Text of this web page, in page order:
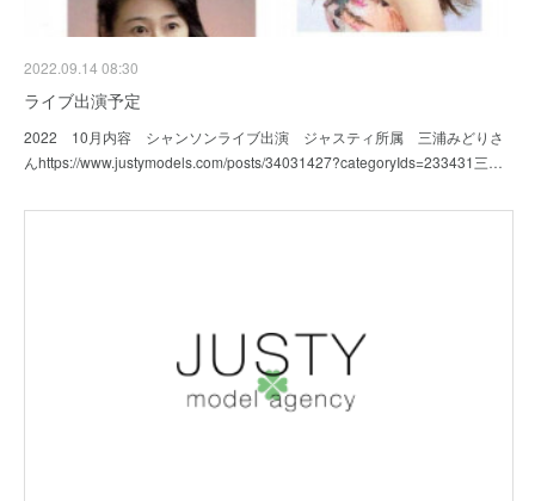
2022.09.14 08:30
ライブ出演予定
2022 10月内容 シャンソンライブ出演 ジャスティ所属 三浦みどりさ
んhttps://www.justymodels.com/posts/34031427?categoryIds=233431三…